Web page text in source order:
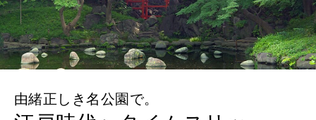
[12星座別] Monthly Love Holoscope
女神まり愛のタロットメッセージ
算命学がわかる今月のあなた
HEALTH
自分にやさしく
知る、考える
由緒正しき名公園で。